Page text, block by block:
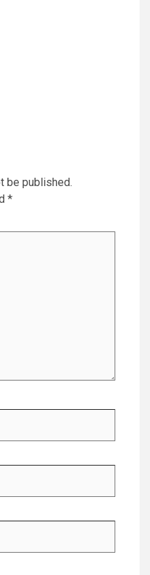
be published.
*